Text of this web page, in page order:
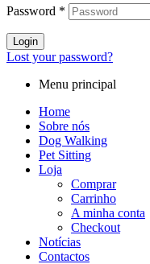
Password *
Login
Lost your password?
Menu principal
Home
Sobre nós
Dog Walking
Pet Sitting
Loja
Comprar
Carrinho
A minha conta
Checkout
Notícias
Contactos